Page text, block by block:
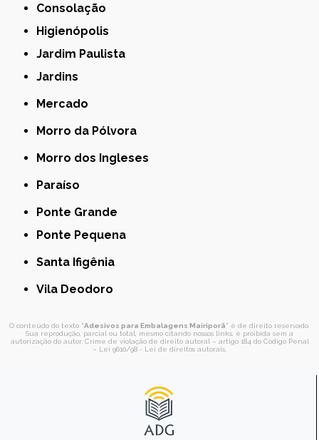
Consolação
Higienópolis
Jardim Paulista
Jardins
Mercado
Morro da Pólvora
Morro dos Ingleses
Paraíso
Ponte Grande
Ponte Pequena
Santa Ifigênia
Vila Deodoro
O conteúdo do texto "Adesivos para Embalagens Mairiporã" é de direito reservado.
Sua reprodução, parcial ou total, mesmo citando nossos links, é proibida sem a
autorização do autor. Crime de violação de direito autoral – artigo 184 do Código Penal
– Lei 9610/98 - Lei de direitos autorais